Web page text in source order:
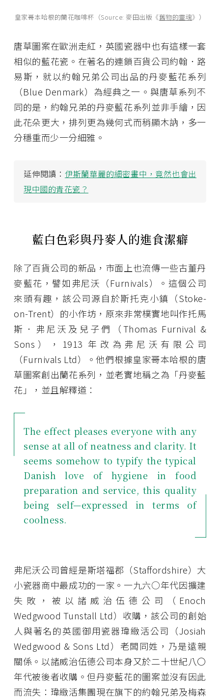
皇家哥本哈根的蘭花咖啡杯 （Source: 麥田出版《舊物的靈魂》）
唐草圖案在歐洲走紅，英國瓷器中也有這樣一套
相似的藍花瓷。在著名的連鎖百貨公司約翰．路
易斯，就以約翰兄弟公司出品的丹麥藍花系列
（Blue Denmark）為經典之一。與唐草系列不
同的是，約翰兄弟的丹麥藍花系列並非手繪，因
此花朵更大，排列更為幾何式而稍顯木訥，多一
分穩重而少一分細雅。
延伸閱讀： 伊斯蘭華麗的細密畫中，竟然也會出
現中國的青花瓷？
藍白色彩與丹麥人的進食潔癖
除了百貨公司的新品，市面上也流傳一些古董丹
麥藍花，譬如弗尼沃（Furnivals）。這個公司
來頭有趣，該公司源自於斯托克小鎮（Stoke-
on-Trent）的小作坊，原來非常樸實地叫作托馬
斯．弗尼沃及兒子們（Thomas Furnival &
Sons），1913 年改為弗尼沃有限公司
（Furnivals Ltd）。他們根據皇家哥本哈根的唐
草圖案創出蘭花系列，並老實地稱之為「丹麥藍
花」，並且解釋道：
The effect pleases everyone with any
sense at all of neatness and clarity. It
seems somehow to typify the typical
Danish love of hygiene in food
preparation and service, this quality
being self—expressed in terms of
coolness.
弗尼沃公司曾經是斯塔福郡（Staffordshire）大
小瓷器商中最成功的一家。一九六○年代因擴建
失敗，被以諸威治伍德公司（Enoch
Wedgwood Tunstall Ltd）收購，該公司的創始
人與著名的英國御用瓷器瑋緻活公司（Josiah
Wedgwood & Sons Ltd）老闆同姓，乃是遠親
關係。以諸威治伍德公司本身又於二十世紀八〇
年代被後者收購。但丹麥藍花的圖案並沒有因此
而流失：瑋緻活集團現在旗下的約翰兄弟及梅森